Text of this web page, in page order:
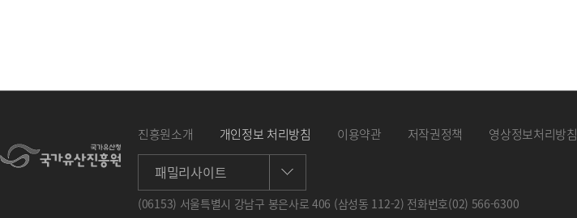
진흥원소개 개인정보 처리방침 이용약관 저작권정책 영상정보처리방침
패밀리사이트
(06153) 서울특별시 강남구 봉은사로 406 (삼성동 112-2) 전화번호(02) 566-6300